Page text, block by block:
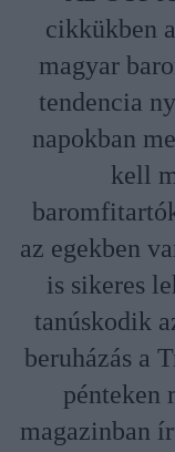
cikkükben
magyar
tendencia
napokban
kell
az egekben
is sikeres
tanúskodik
beruházás a
pénteken
magazinban